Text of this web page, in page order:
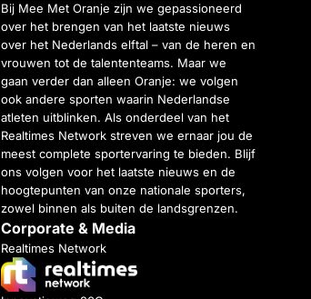
Bij Mee Met Oranje zijn we gepassioneerd
over het brengen van het laatste nieuws
over het Nederlands elftal – van de heren en
vrouwen tot de talententeams. Maar we
gaan verder dan alleen Oranje: we volgen
ook andere sporten waarin Nederlandse
atleten uitblinken. Als onderdeel van het
Realtimes Network streven we ernaar jou de
meest complete sportervaring te bieden. Blijf
ons volgen voor het laatste nieuws en de
hoogtepunten van onze nationale sporters,
zowel binnen als buiten de landsgrenzen.
Corporate & Media
Realtimes Network